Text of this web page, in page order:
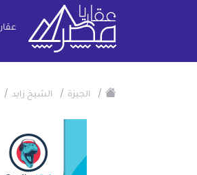
/ الجيزة / الشيخ زايد /